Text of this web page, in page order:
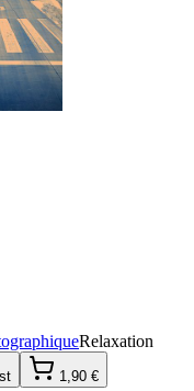
Relaxation
1,90 €